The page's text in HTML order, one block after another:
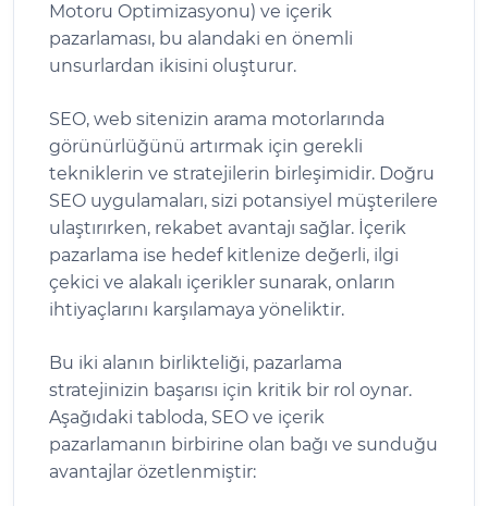
Motoru Optimizasyonu) ve içerik
pazarlaması, bu alandaki en önemli
unsurlardan ikisini oluşturur.
SEO, web sitenizin arama motorlarında
görünürlüğünü artırmak için gerekli
tekniklerin ve stratejilerin birleşimidir. Doğru
SEO uygulamaları, sizi potansiyel müşterilere
ulaştırırken, rekabet avantajı sağlar. İçerik
pazarlama ise hedef kitlenize değerli, ilgi
çekici ve alakalı içerikler sunarak, onların
ihtiyaçlarını karşılamaya yöneliktir.
Bu iki alanın birlikteliği, pazarlama
stratejinizin başarısı için kritik bir rol oynar.
Aşağıdaki tabloda, SEO ve içerik
pazarlamanın birbirine olan bağı ve sunduğu
avantajlar özetlenmiştir: